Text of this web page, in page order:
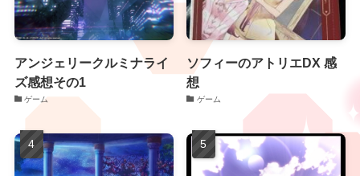
アンジェリークルミナライ
ズ感想その1
ゲーム
ソフィーのアトリエDX 感
想
ゲーム